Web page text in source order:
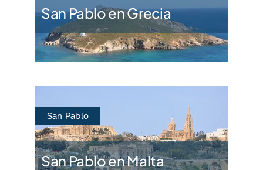
San Pablo en Grecia
San Pablo
San Pablo en Malta